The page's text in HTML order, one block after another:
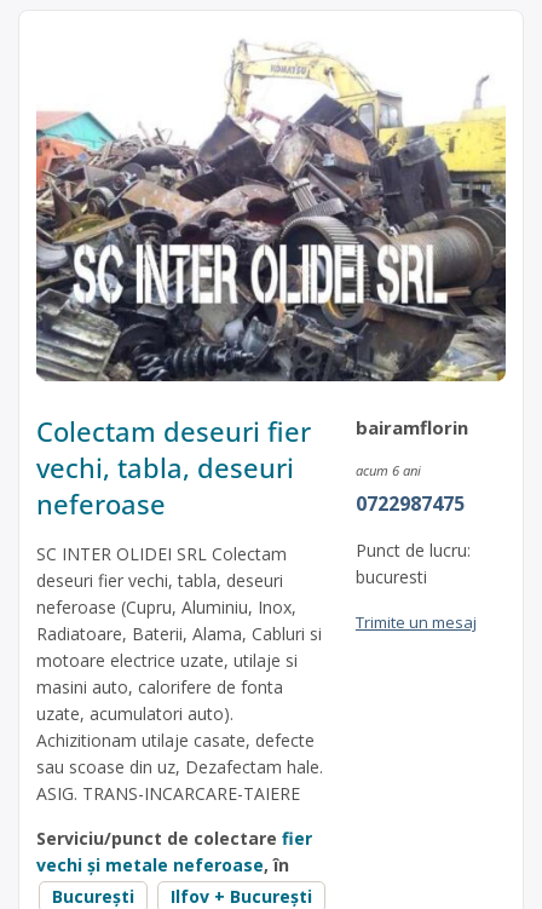
Colectam deseuri fier
vechi, tabla, deseuri
neferoase
SC INTER OLIDEI SRL Colectam
deseuri fier vechi, tabla, deseuri
neferoase (Cupru, Aluminiu, Inox,
Radiatoare, Baterii, Alama, Cabluri si
motoare electrice uzate, utilaje si
masini auto, calorifere de fonta
uzate, acumulatori auto).
Achizitionam utilaje casate, defecte
sau scoase din uz, Dezafectam hale.
ASIG. TRANS-INCARCARE-TAIERE
Serviciu/punct de colectare fier
vechi și metale neferoase, în
București
Ilfov + București
bairamflorin
acum 6 ani
0722987475
Punct de lucru:
bucuresti
Trimite un mesaj